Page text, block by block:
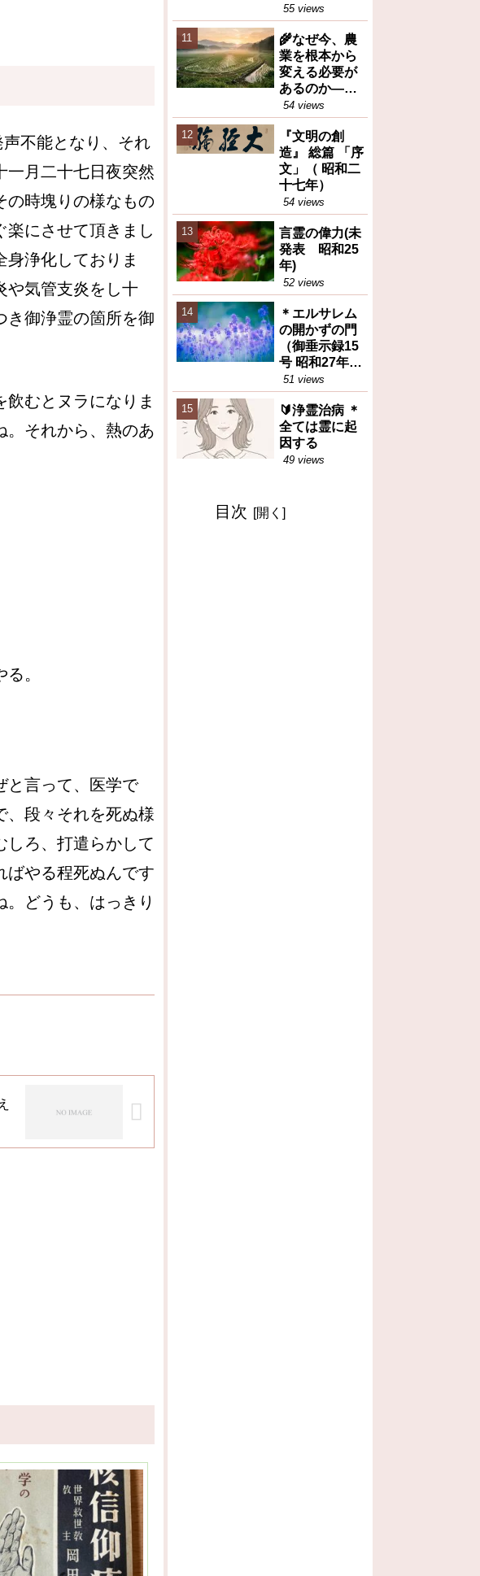
不能となり、それ
一月二十七日夜突然
の時塊りの様なもの
楽にさせて頂きまし
浄化しておりま
や気管支炎をし十
き御浄霊の箇所を御
むとヌラになりま
。それから、熱のあ
。
と言って、医学で
段々それを死ぬ様
ろ、打遣らかして
ばやる程死ぬんです
どうも、はっきり
国31号 昭和26
年12月25日）
55 views
🌾なぜ今、農
業を根本から
変える必要が
あるのか――
岡田茂吉が訴
えた食糧問題
の本質（トピ
ックス）
54 views
『文明の創
造』 総篇 「序
文」（ 昭和二
十七年）
54 views
言霊の偉力(未
発表 昭和25
年)
52 views
＊エルサレム
の開かずの門
（御垂示録15
号 昭和27年11
月1日②）再
掲
51 views
🔰浄霊治病 ＊
全ては霊に起
因する
49 views
目次